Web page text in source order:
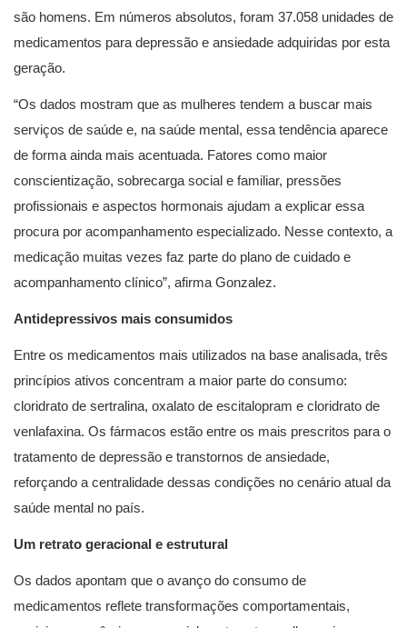
são homens. Em números absolutos, foram 37.058 unidades de
medicamentos para depressão e ansiedade adquiridas por esta
geração.
“Os dados mostram que as mulheres tendem a buscar mais
serviços de saúde e, na saúde mental, essa tendência aparece
de forma ainda mais acentuada. Fatores como maior
conscientização, sobrecarga social e familiar, pressões
profissionais e aspectos hormonais ajudam a explicar essa
procura por acompanhamento especializado. Nesse contexto, a
medicação muitas vezes faz parte do plano de cuidado e
acompanhamento clínico”, afirma Gonzalez.
Antidepressivos mais consumidos
Entre os medicamentos mais utilizados na base analisada, três
princípios ativos concentram a maior parte do consumo:
cloridrato de sertralina, oxalato de escitalopram e cloridrato de
venlafaxina. Os fármacos estão entre os mais prescritos para o
tratamento de depressão e transtornos de ansiedade,
reforçando a centralidade dessas condições no cenário atual da
saúde mental no país.
Um retrato geracional e estrutural
Os dados apontam que o avanço do consumo de
medicamentos reflete transformações comportamentais,